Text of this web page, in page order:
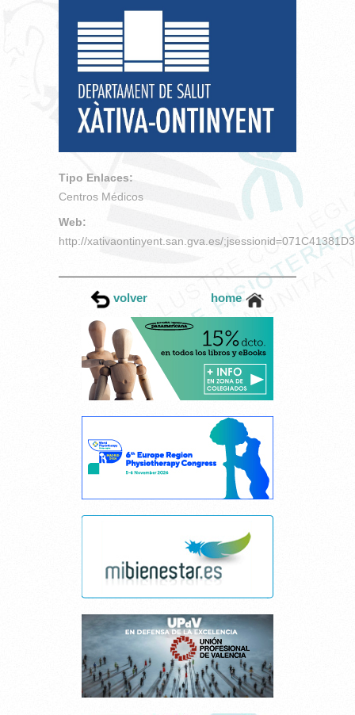
Tipo Enlaces:
Centros Médicos
Web:
http://xativaontinyent.san.gva.es/
volver home